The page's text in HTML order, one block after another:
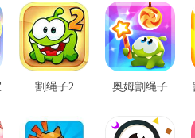
割绳子2 奥姆割绳子